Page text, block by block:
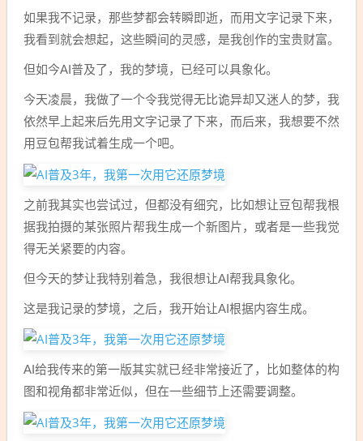
如果我不记录，那些梦都会转瞬即逝，而用文字记录下来，
我看到就会想起，这些瞬间的灵感，是我创作的宝贵财富。
但如今AI普及了，我的梦境，已经可以具象化。
今天凌晨，我做了一个令我觉得无比诡异却又迷人的梦，我
依然早上起来后先用文字记录了下来，而后来，我想要不然
用豆包帮我试着生成一个吧。
之前我其实也尝试过，但都没有细究，比如想让豆包帮我根
据我拍摄的某张照片帮我生成一个新图片，或者是一些我觉
得无关紧要的内容。
但今天的梦让我特别着急，我很想让AI帮我具象化。
这是我记录的梦境，之后，我开始让AI根据内容生成。
AI给我传来的第一版其实就已经非常接近了，比如整体的构
图和视角都非常近似，但在一些细节上还需要调整。